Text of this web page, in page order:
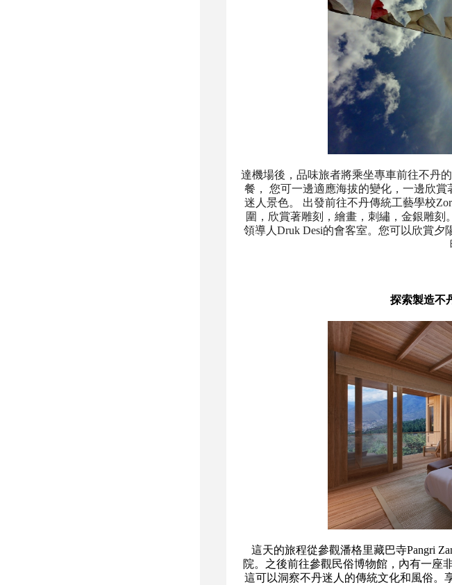
達機場後，品味旅者將乘坐專車前往不丹
餐， 您可一邊適應海拔的變化，一邊欣賞
迷人景色。 出發前往不丹傳統工藝學校
圍，欣賞著雕刻，繪畫，刺繡，金銀雕刻
領導人Druk Desi的會客室。您可以欣賞
探索製造不
這天的旅程從參觀潘格里藏巴寺Pangri
院。之後前往參觀民俗博物館，內有一座
這可以洞察不丹迷人的傳統文化和風俗。